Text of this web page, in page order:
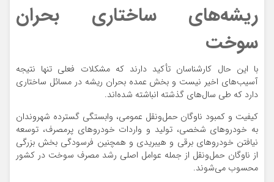
ریشه‌های ساختاری بحران
سوخت
با این حال کارشناسان تأکید دارند که مشکلات فعلی تنها نتیجه
آسیب‌های اخیر نیست و بخش عمده بحران ریشه در مسائل ساختاری
دارد که طی سال‌های گذشته انباشته شده‌اند.
کیفیت و کمبود ناوگان حمل‌ونقل عمومی، وابستگی گسترده شهروندان
به خودروهای شخصی، تولید و واردات خودروهای پرمصرف، توسعه
نیافتن خودروهای برقی و هیبریدی و همچنین فرسودگی بخش بزرگی
از ناوگان حمل‌ونقل از جمله عوامل اصلی رشد مصرف سوخت در کشور
محسوب می‌شوند.